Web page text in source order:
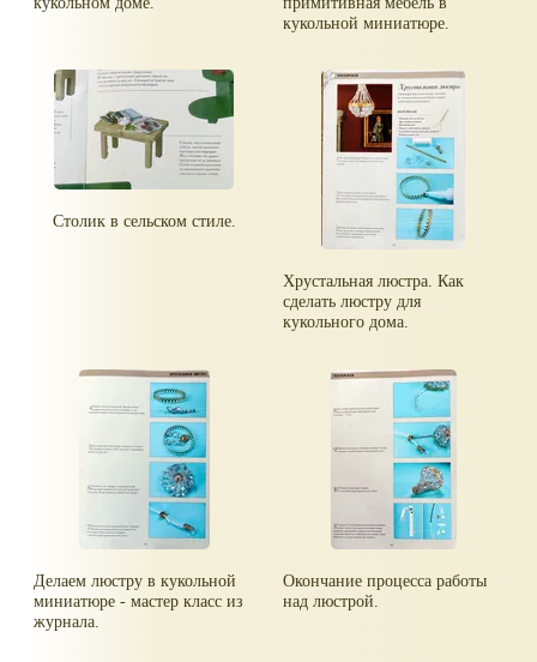
кукольной миниатюре.
Столик в сельском стиле.
Хрустальная люстра. Как
сделать люстру для
кукольного дома.
Делаем люстру в кукольной
миниатюре - мастер класс из
журнала.
Окончание процесса работы
над люстрой.